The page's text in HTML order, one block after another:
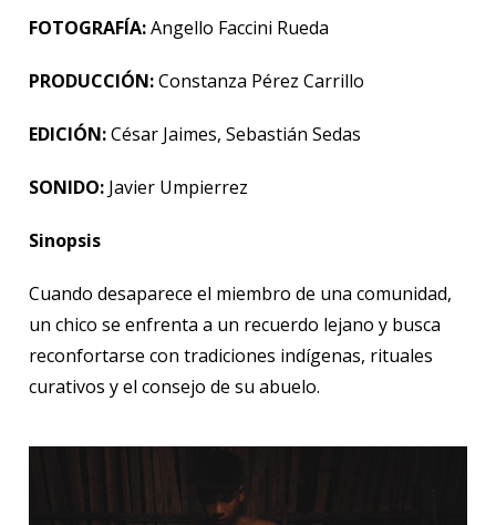
FOTOGRAFÍA:Angello Faccini Rueda
PRODUCCIÓN:Constanza Pérez Carrillo
EDICIÓN:César Jaimes, Sebastián Sedas
SONIDO: Javier Umpierrez
Sinopsis
Cuando desaparece el miembro de una comunidad,
un chico se enfrenta a un recuerdo lejano y busca
reconfortarse con tradiciones indígenas, rituales
curativos y el consejo de su abuelo.